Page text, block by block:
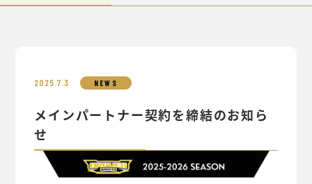
2025.7.3 NEWS
メインパートナー契約を締結のお知ら
せ